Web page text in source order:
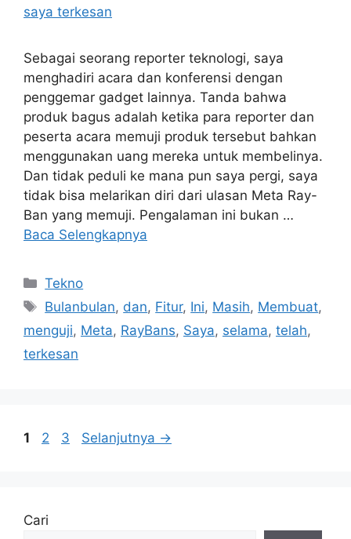
Sebagai seorang reporter teknologi, saya
menghadiri acara dan konferensi dengan
penggemar gadget lainnya. Tanda bahwa
produk bagus adalah ketika para reporter dan
peserta acara memuji produk tersebut bahkan
menggunakan uang mereka untuk membelinya.
Dan tidak peduli ke mana pun saya pergi, saya
tidak bisa melarikan diri dari ulasan Meta Ray-
Ban yang memuji. Pengalaman ini bukan …
Baca Selengkapnya
Kategori
Tekno
Tag
Bulanbulan, dan, Fitur, Ini, Masih, Membuat,
menguji, Meta, RayBans, Saya, selama, telah,
terkesan
Halaman
1 Halaman
2 Halaman
3 Selanjutnya →
Cari